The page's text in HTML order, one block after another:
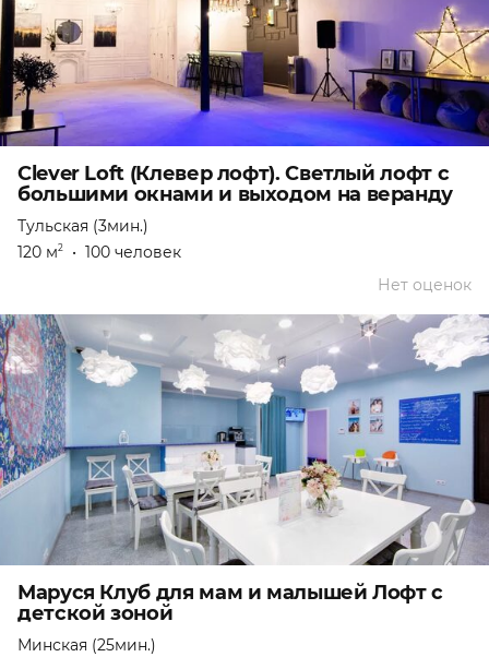
Clever Loft (Клевер лофт). Светлый лофт с
большими окнами и выходом на веранду
Тульская (3мин.)
120 м2 • 100 человек
Нет оценок
Маруся Клуб для мам и малышей Лофт с
детской зоной
Минская (25мин.)